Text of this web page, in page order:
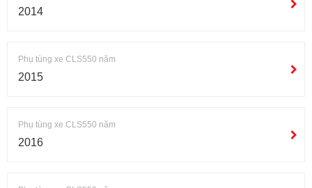
2014
Phụ tùng xe CLS550 năm
2015
Phụ tùng xe CLS550 năm
2016